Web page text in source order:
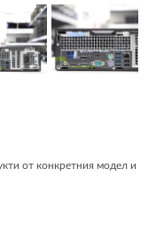
от конкретния модел и